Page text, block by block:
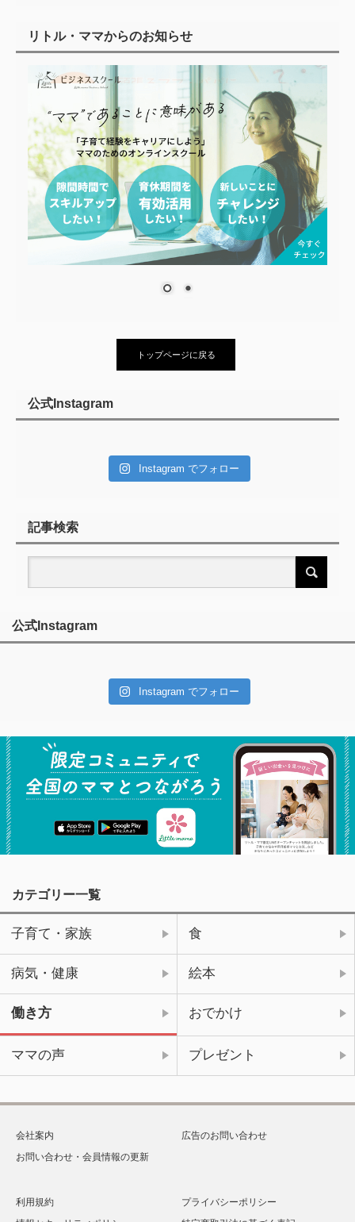
リトル・ママからのお知らせ
トップページに戻る
公式Instagram
Instagram でフォロー
記事検索
公式Instagram
Instagram でフォロー
カテゴリー一覧
子育て・家族 食
病気・健康 絵本
働き方 おでかけ
ママの声 プレゼント
会社案内
広告のお問い合わせ
お問い合わせ・会員情報の更新
利用規約
プライバシーポリシー